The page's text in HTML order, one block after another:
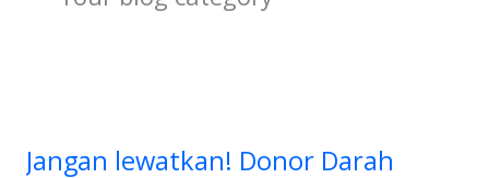
Jangan lewatkan! Donor Darah
Donor